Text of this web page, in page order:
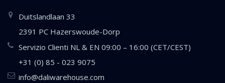
Duitslandlaan 33
2391 PC Hazerswoude-Dorp
Servizio Clienti NL & EN 09:00 – 16:00 (CET/CEST)
+31 (0) 85 - 023 9075
info@daliwarehouse.com